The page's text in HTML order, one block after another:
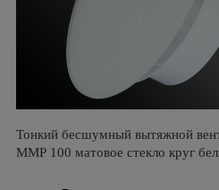
Тонкий бесшумный вытяжной
ММР 100 матовое стекло круг